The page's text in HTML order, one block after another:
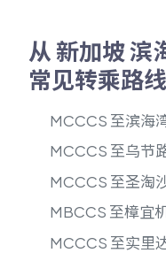
从 新加坡 滨
常见转乘路线
MCCCS 至滨海
MCCCS 至乌节
MCCCS 至圣淘
MBCCS 至樟宜
MCCCS 至实里